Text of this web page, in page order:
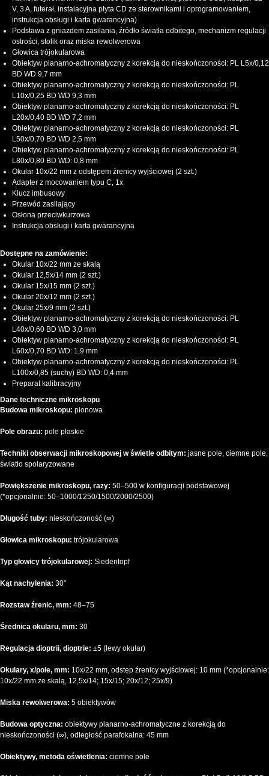
V, 3 A, futerał, instalacyjna płyta CD ze sterownikami i oprogramowaniem,
instrukcja obsługi i karta gwarancyjna)
Podstawa z gniazdem zasilania, źródło światła odbitego, mechanizm regulacji
ostrości, stolik oraz miska rewolwerowa
Głowica trójokularowa
Obiektyw planarno-achromatyczny z korekcją do nieskończoności: PL L5x/0,12
BD WD 9,7 mm
Obiektyw planarno-achromatyczny z korekcją do nieskończoności: PL
L10x/0,25 BD WD 9,3 mm
Obiektyw planarno-achromatyczny z korekcją do nieskończoności: PL
L20x/0,40 BD WD 7,2 mm
Obiektyw planarno-achromatyczny z korekcją do nieskończoności: PL
L50х/0,70 BD WD 2,5 mm
Obiektyw planarno-achromatyczny z korekcją do nieskończoności: PL
L80x/0,80 BD WD: 0,8 mm
Okular 10x/22 mm z odstępem źrenicy wyjściowej (2 szt.)
Adapter z mocowaniem typu C, 1x
Klucz imbusowy
Przewód zasilający
Osłona przeciwkurzowa
Instrukcja obsługi i karta gwarancyjna
Dostępne na zamówienie:
Okular 10x/22 mm ze skalą
Okular 12,5x/14 mm (2 szt.)
Okular 15x/15 mm (2 szt.)
Okular 20x/12 mm (2 szt.)
Okular 25x/9 mm (2 szt.)
Obiektyw planarno-achromatyczny z korekcją do nieskończoności: PL
L40x/0,60 BD WD 3,0 mm
Obiektyw planarno-achromatyczny z korekcją do nieskończoności: PL
L60x/0,70 BD WD: 1,9 mm
Obiektyw planarno-achromatyczny z korekcją do nieskończoności: PL
L100х/0,85 (suchy) BD WD: 0,4 mm
Preparat kalibracyjny
Dane techniczne mikroskopu
Budowa mikroskopu: pionowa
Pole obrazu: pole płaskie
Techniki obserwacji mikroskopowej w świetle odbitym: jasne pole, ciemne pole,
światło spolaryzowane
Powiększenie mikroskopu, razy: 50–500 w konfiguracji podstawowej
(*opcjonalnie: 50–1000/1250/1500/2000/2500)
Długość tuby: nieskończoność (∞)
Głowica mikroskopu: trójokularowa
Typ głowicy trójokularowej: Siedentopf
Kąt nachylenia: 30°
Rozstaw źrenic, mm: 48–75
Średnica okularu, mm: 30
Regulacja dioptrii, dioptrie: ±5 (lewy okular)
Okulary, x/pole, mm: 10х/22 mm, odstęp źrenicy wyjściowej: 10 mm (*opcjonalnie:
10x/22 mm ze skalą, 12,5x/14; 15x/15; 20x/12; 25x/9)
Miska rewolwerowa: 5 obiektywów
Budowa optyczna: obiektywy planarno-achromatyczne z korekcją do
nieskończoności (∞), odległość parafokalna: 45 mm
Obiektywy, metoda oświetlenia: ciemne pole